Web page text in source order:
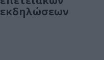
εκδηλώσεων